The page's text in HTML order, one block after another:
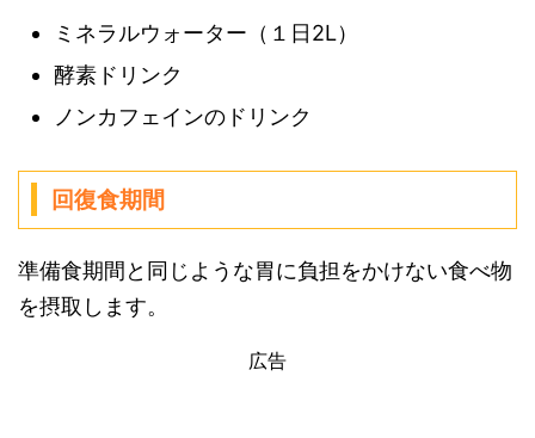
ミネラルウォーター（１日2L）
酵素ドリンク
ノンカフェインのドリンク
回復食期間
準備食期間と同じような胃に負担をかけない食べ物
を摂取します。
広告